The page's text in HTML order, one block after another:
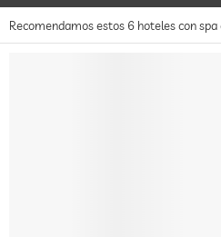
Recomendamos estos 6 hoteles con